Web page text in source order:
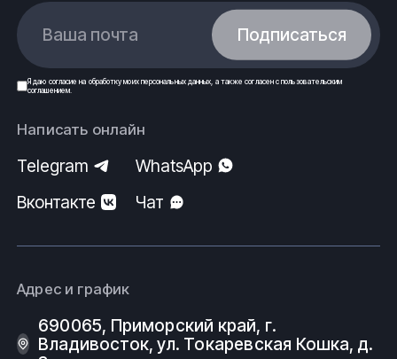
Ваша почта Подписаться
Я даю согласие на обработку моих персональных данных, а также согласен спользовательским
соглашением.
Написать онлайн
Telegram
WhatsApp
Вконтакте
Чат
Адрес и график
690065, Приморский край, г.
Владивосток, ул. Токаревская Кошка, д.